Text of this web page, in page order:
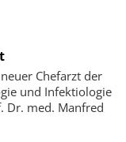
Chefarzt der
und Infektiologie
Dr. med. Manfred